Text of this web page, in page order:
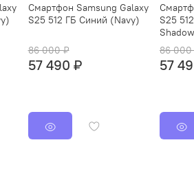
Смартфон Samsung Galaxy
S25 512 ГБ Синий (Navy)
86 000 ₽
57 490 ₽
S25
86
57